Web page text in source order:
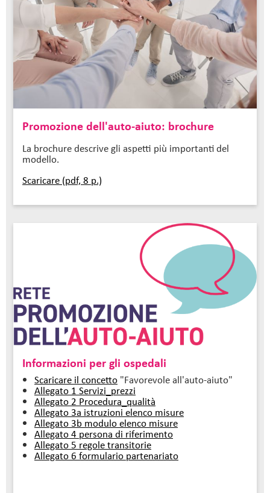
Promozione dell'auto-aiuto: brochure
La brochure descrive gli aspetti più importanti del
modello.
Scaricare (pdf, 8 p.)
Informazioni per gli ospedali
Scaricare il concetto "Favorevole all'auto-aiuto"
Allegato 1 Servizi_prezzi
Allegato 2 Procedura_qualità
Allegato 3a istruzioni elenco misure
Allegato 3b modulo elenco misure
Allegato 4 persona di riferimento
Allegato 5 regole transitorie
Allegato 6 formulario partenariato